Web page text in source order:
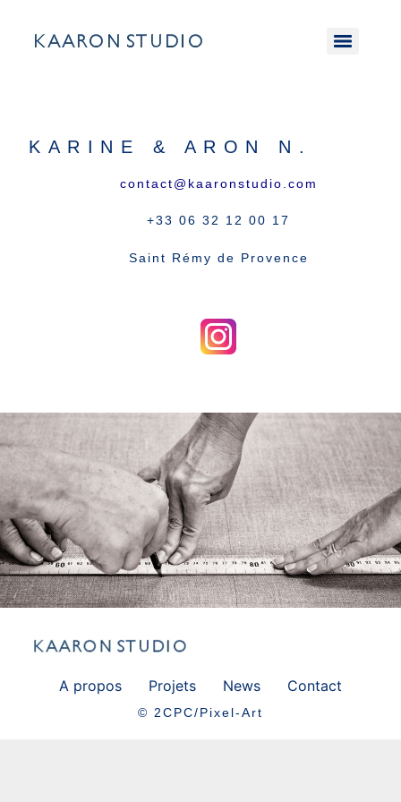
KARINE & ARON N.
contact@kaaronstudio.com
+33 06 32 12 00 17
Saint Rémy de Provence
A propos Projets News Contact
© 2CPC/Pixel-Art